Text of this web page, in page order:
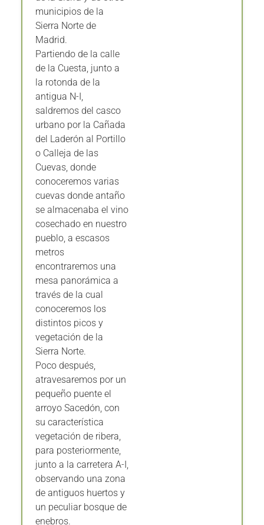
municipios de la
Sierra Norte de
Madrid.
Partiendo de la calle
de la Cuesta, junto a
la rotonda de la
antigua N-I,
saldremos del casco
urbano por la Cañada
del Laderón al Portillo
o Calleja de las
Cuevas, donde
conoceremos varias
cuevas donde antaño
se almacenaba el vino
cosechado en nuestro
pueblo, a escasos
metros
encontraremos una
mesa panorámica a
través de la cual
conoceremos los
distintos picos y
vegetación de la
Sierra Norte.
Poco después,
atravesaremos por un
pequeño puente el
arroyo Sacedón, con
su característica
vegetación de ribera,
para posteriormente,
junto a la carretera A-I,
observando una zona
de antiguos huertos y
un peculiar bosque de
enebros.